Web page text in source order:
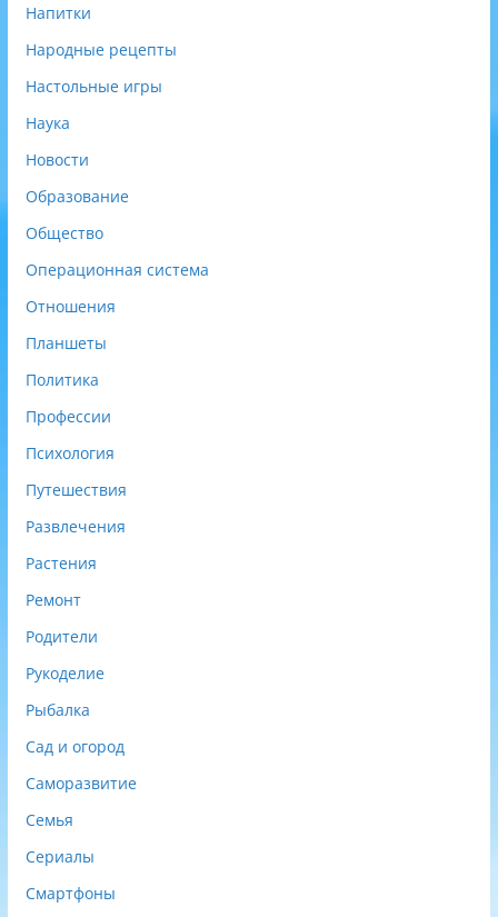
Напитки
Народные рецепты
Настольные игры
Наука
Новости
Образование
Общество
Операционная система
Отношения
Планшеты
Политика
Профессии
Психология
Путешествия
Развлечения
Растения
Ремонт
Родители
Рукоделие
Рыбалка
Сад и огород
Саморазвитие
Семья
Сериалы
Смартфоны